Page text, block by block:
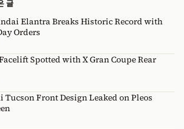
글
Elantra Breaks Historic Record with
Orders
Spotted with X Gran Coupe Rear
Tucson Front Design Leaked on Pleos